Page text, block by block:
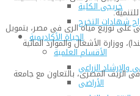
خريجى الكلية
شهادات التخرج
الحياة الأكاديمية
الأقسام العلمية
والإرشاد الزراعي
الأراضى
على توزيع مياه الرى فى مصر، بتمويل
ووزارة الأشغال والموارد المائية
فى الريف المصرى، بالتعاون مع جامعة